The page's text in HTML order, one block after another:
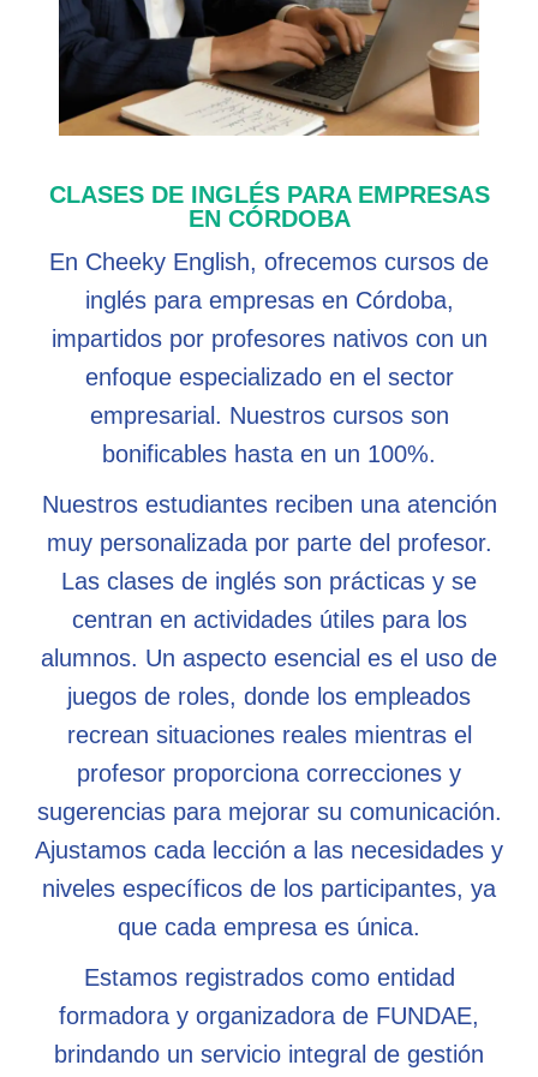
CLASES DE INGLÉS PARA EMPRESAS
EN CÓRDOBA
En Cheeky English, ofrecemos cursos de
inglés para empresas en Córdoba,
impartidos por profesores nativos con un
enfoque especializado en el sector
empresarial. Nuestros cursos son
bonificables hasta en un 100%.
Nuestros estudiantes reciben una atención
muy personalizada por parte del profesor.
Las clases de inglés son prácticas y se
centran en actividades útiles para los
alumnos. Un aspecto esencial es el uso de
juegos de roles, donde los empleados
recrean situaciones reales mientras el
profesor proporciona correcciones y
sugerencias para mejorar su comunicación.
Ajustamos cada lección a las necesidades y
niveles específicos de los participantes, ya
que cada empresa es única.
Estamos registrados como entidad
formadora y organizadora de FUNDAE,
brindando un servicio integral de gestión